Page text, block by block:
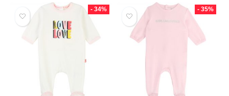
- 34% - 35%